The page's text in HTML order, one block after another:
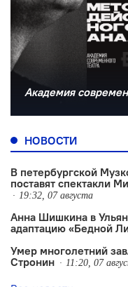
Академия
НОВОСТИ
В петербургской
поставят спектакли
19:32, 07 августа
Анна Шишкина в
адаптацию «Бедной
Умер многолетний
Стронин
11:20, 07